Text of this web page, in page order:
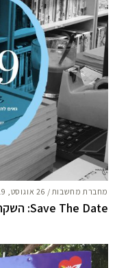
מחברת מחשבות / 26 אוגוסט, 2019
Save The Date: השקת הספר ״שניים הפוך בבקשה״